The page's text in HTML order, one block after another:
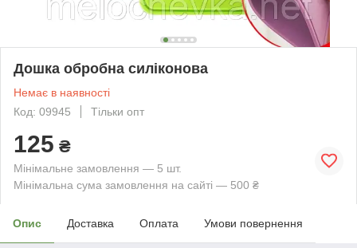
Дошка обробна силіконова
Немає в наявності
Код: 09945
Тільки опт
125 ₴
Мінімальне замовлення — 5 шт.
Мінімальна сума замовлення на сайті — 500 ₴
Опис Доставка Оплата Умови повернення